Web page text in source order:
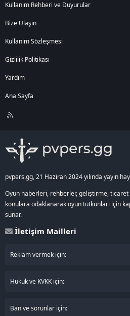
Kullanım Rehberi ve Duyurular
Bize Ulaşın
Kullanım Sözleşmesi
Gizlilik Politikası
Yardım
Ana Sayfa
R
pvpers.gg, 21 Haziran 2024 yılında yayın
Oyun haberleri, rehberler, geliştirme,
konulara odaklanarak oyun tutkunları için
sunar.
İletişim Mailleri
Reklam vermek için:
Hukuk ve KVKK için:
Ban ve sorunlar için: